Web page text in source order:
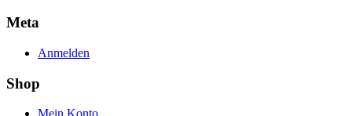
Meta
Anmelden
Shop